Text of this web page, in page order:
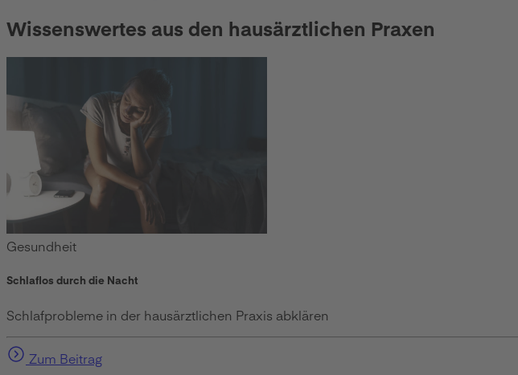
Wissenswertes aus den hausärztlichen Praxen
Gesundheit
Schlaflos durch die Nacht
Schlafprobleme in der hausärztlichen Praxis abklären
Zum Beitrag